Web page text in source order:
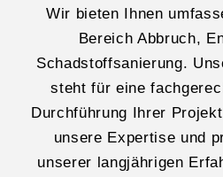
Wir bieten Ihnen
Bereich Abbruch,
Schadstoffsanierung.
steht für eine
Durchführung Ihrer
unsere Expertise und
unserer langjährigen